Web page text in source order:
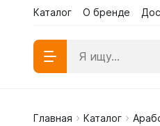
Каталог О бренде
Главная Каталог